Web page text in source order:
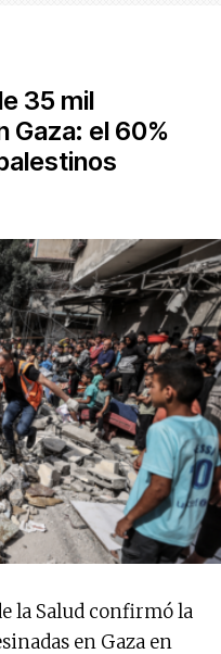
35 mil
Gaza: el 60%
la Salud confirmó la
en Gaza en